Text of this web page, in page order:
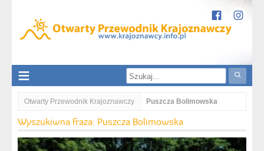
Otwarty Przewodnik Krajoznawczy Puszcza Bolimowska
Wyszukiwna fraza: Puszcza Bolimowska